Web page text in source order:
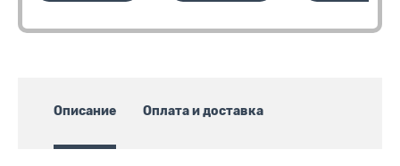
Описание Оплата и доставка